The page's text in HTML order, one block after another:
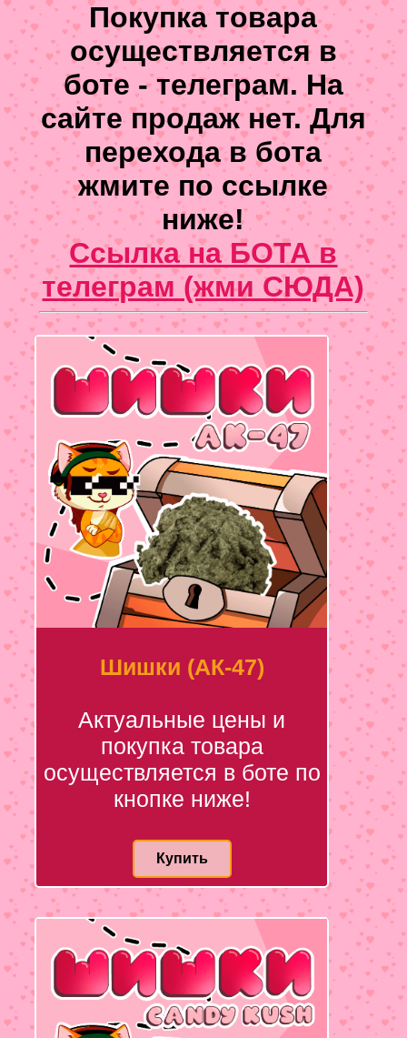
Покупка товара
осуществляется в
боте - телеграм. На
сайте продаж нет. Для
перехода в бота
жмите по ссылке
ниже!
Ссылка на БОТА в
телеграм (жми СЮДА)
Шишки (АК-47)
Актуальные цены и
покупка товара
осуществляется в боте по
кнопке ниже!
Купить